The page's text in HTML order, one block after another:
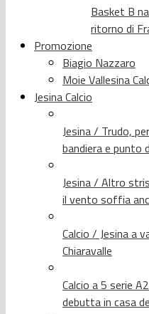
Basket B
ritorno di
Promozione
Biagio Nazzaro
Moie Vallesina
Jesina Calcio
Jesina / Trudo,
bandiera e punto
Jesina / Altro
il vento soffia
Calcio / Jesina a
Chiaravalle
Calcio a 5 serie
debutta in casa